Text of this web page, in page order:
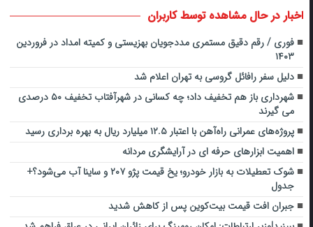
اخبار در حال مشاهده توسط کاربران
فوری / رقم دقیق مستمری مددجویان بهزیستی و کمیته امداد در فروردین
۱۴۰۳
دلیل سفر رافائل گروسی به تهران اعلام شد
شهرداری باز هم تخفیف داد؛ چه کسانی در شهرآفتاب تخفیف ۵۰ درصدی
می گیرند
پروژه‌های عمرانی راه‌آهن با اعتبار ۱۲‌.۵ میلیارد ریال به بهره برداری رسید
اهمیت ابزارهای حرفه ای در آرایشگری مردانه
شوک تعطیلات به بازار خودرو؛ یخ قیمت پژو ۲۰۷ و ساینا آب می‌شود؟+‌
جدول
جبران افت قیمت بیت‌کوین پس از کاهش شدید